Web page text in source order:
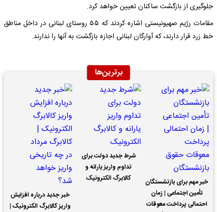
جلوگیری از بازگشت ساکنان تعیین خواهد کرد.
مقامات رژیم صهیونیستی اشاره کردند که ۵۵ روستای لبنانی در داخل مناطق
خط زرد قرار دارند، که آوارگان لبنانی اجازه بازگشت به آنها را ندارند.
برترین‌ها
خبر مهم برای بازنشستگان
تأمین اجتماعی | زمان
احتمالی پرداخت معوقات
شرط جدید دولت برای
تداوم واریز یارانه و
کالابرگ الکترونیک
خبر جدید درباره افزایش
واریز کالابرگ الکترونیک |